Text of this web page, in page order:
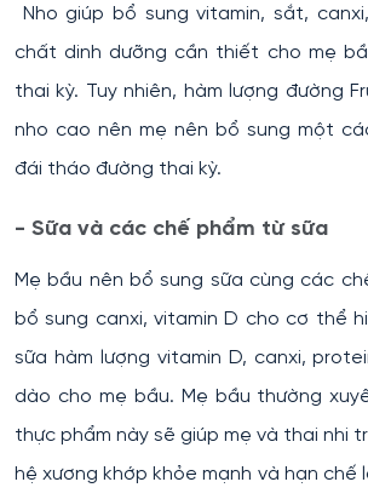
Nho giúp bổ sung vitamin, sắt,
chất dinh dưỡng cần thiết cho mẹ
thai kỳ. Tuy nhiên, hàm lượng đường
nho cao nên mẹ nên bổ sung một
đái tháo đường thai kỳ.
- Sữa và các chế phẩm từ sữa
Mẹ bầu nên bổ sung sữa cùng các
bổ sung canxi, vitamin D cho cơ thể
sữa hàm lượng vitamin D, canxi,
dào cho mẹ bầu. Mẹ bầu thường
thực phẩm này sẽ giúp mẹ và thai nhi
hệ xương khớp khỏe mạnh và hạn chế